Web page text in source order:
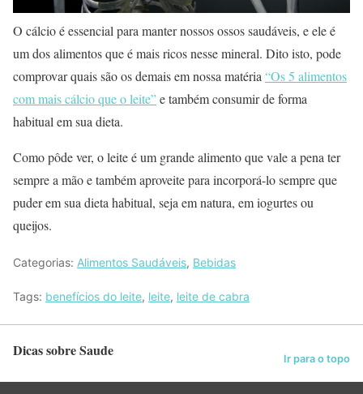
O cálcio é essencial para manter nossos ossos saudáveis, e ele é
um dos alimentos que é mais ricos nesse mineral. Dito isto, pode
comprovar quais são os demais em nossa matéria“Os 5 alimentos
com mais cálcio que o leite”e também consumir de forma
habitual em sua dieta.
Como pôde ver, o leite é um grande alimento que vale a pena ter
sempre a mão e também aproveite para incorporá-lo sempre que
puder em sua dieta habitual, seja em natura, em iogurtes ou
queijos.
Categorias: Alimentos Saudáveis, Bebidas
Tags: benefícios do leite, leite, leite de cabra
Dicas sobre Saude Ir para o topo